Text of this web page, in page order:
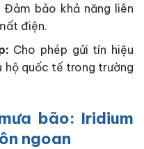
Đảm bảo khả năng liên
điện.
Cho phép gửi tín hiệu
hộ quốc tế trong trường
bão: Iridium
ngoan